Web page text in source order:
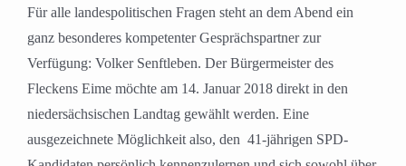
Für alle landespolitischen Fragen steht an dem Abend ein
ganz besonderes kompetenter Gesprächspartner zur
Verfügung: Volker Senftleben. Der Bürgermeister des
Fleckens Eime möchte am 14. Januar 2018 direkt in den
niedersächsischen Landtag gewählt werden. Eine
ausgezeichnete Möglichkeit also, den 41-jährigen SPD-